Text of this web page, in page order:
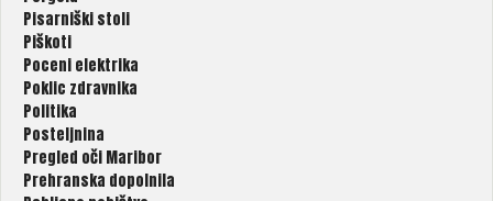
Pisarniški stoli
Piškoti
Poceni elektrika
Poklic zdravnika
Politika
Posteljnina
Pregled oči Maribor
Prehranska dopolnila